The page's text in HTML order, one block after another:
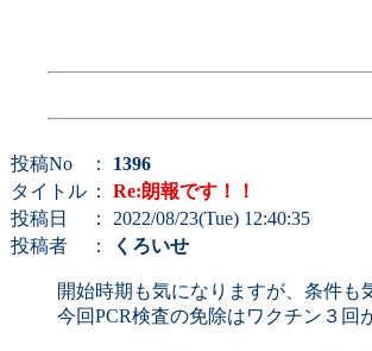
投稿No ： 1396
タイトル ： Re:朗報です！！
投稿日
： 2022/08/23(Tue) 12:40:35
投稿者
： くろいせ
開始時期も気になりますが、条件も
今回PCR検査の免除はワクチン３回